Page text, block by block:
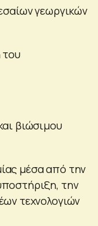
γεωργικών
του
βιώσιμου
μέσα από την
την
τεχνολογιών